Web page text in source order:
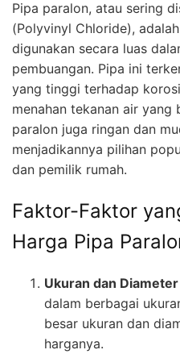
Pipa paralon, atau sering
(Polyvinyl Chloride),
digunakan secara luas
pembuangan. Pipa ini
yang tinggi terhadap
menahan tekanan air yang
paralon juga ringan dan
menjadikannya pilihan
dan pemilik rumah.
Faktor-Faktor
Harga Pipa
Ukuran dan Diameter
dalam berbagai
besar ukuran dan
harganya.